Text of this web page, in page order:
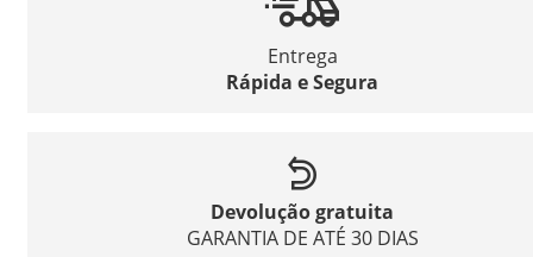
Entrega
Rápida e Segura
Devolução gratuita
GARANTIA DE ATÉ 30 DIAS